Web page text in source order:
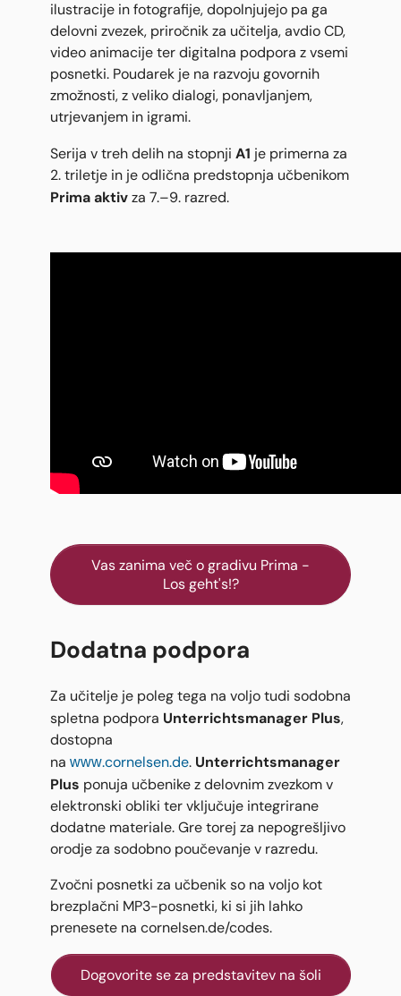
ilustracije in fotografije, dopolnjujejo pa ga
delovni zvezek, priročnik za učitelja, avdio CD,
video animacije ter digitalna podpora z vsemi
posnetki. Poudarek je na razvoju govornih
zmožnosti, z veliko dialogi, ponavljanjem,
utrjevanjem in igrami.
Serija v treh delih na stopnji A1 je primerna za
2. triletje in je odlična predstopnja učbenikom
Prima aktiv za 7.–9. razred.
Vas zanima več o gradivu Prima -
Los geht's!?
Dodatna podpora
Za učitelje je poleg tega na voljo tudi sodobna
spletna podpora Unterrichtsmanager Plus,
dostopna
na www.cornelsen.de. Unterrichtsmanager
Plus ponuja učbenike z delovnim zvezkom v
elektronski obliki ter vključuje integrirane
dodatne materiale. Gre torej za nepogrešljivo
orodje za sodobno poučevanje v razredu.
Zvočni posnetki za učbenik so na voljo kot
brezplačni MP3-posnetki, ki si jih lahko
prenesete na cornelsen.de/codes.
Dogovorite se za predstavitev na šoli